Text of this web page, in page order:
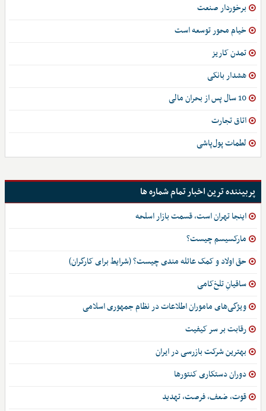
برخوردار صنعت
خیام محور توسعه است
تمدن کاریز
هشدار بانکی
10 سال پس از بحران مالی
اتاق تجارت
لطمات پول‌پاشی
پربیننده ترین اخبار تمام شماره ها
اینجا تهران است، قسمت بازار اسلحه
مارکسیسم چیست؟
حق اولاد و کمک عائله مندی چیست؟ (شرایط برای کارگران)
ساقیانِ تلخ‌کامی
ویژگی‌های ماموران اطلاعات در نظام جمهوری اسلامی
رقابت بر سر کیفیت
بهترین شرکت بازرسی در ایران
دوران دستکاری کنتورها
قوت، ضعف، فرصت، تهدید